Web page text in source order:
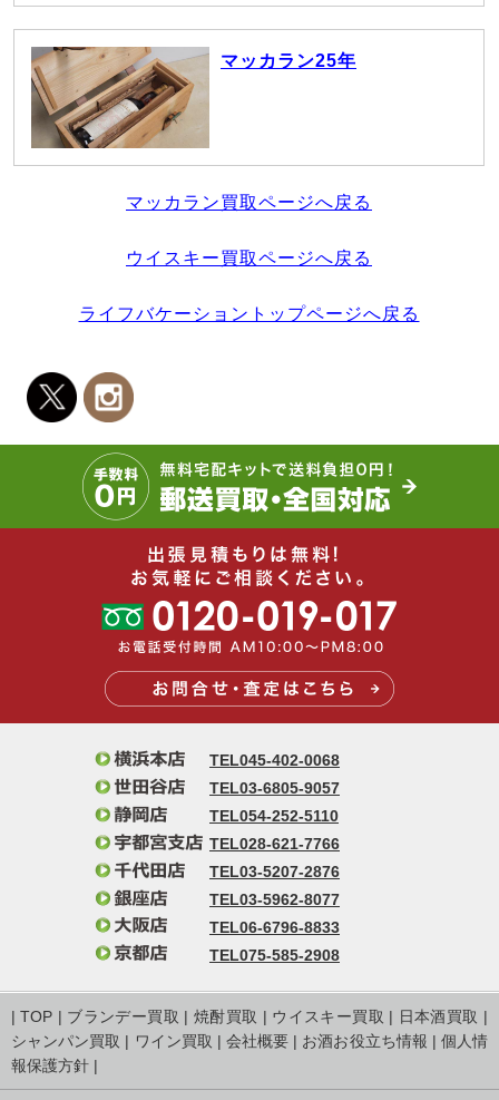
マッカラン25年
マッカラン買取ページへ戻る
ウイスキー買取ページへ戻る
ライフバケーショントップページへ戻る
TEL045-402-0068
TEL03-6805-9057
TEL054-252-5110
TEL028-621-7766
TEL03-5207-2876
TEL03-5962-8077
TEL06-6796-8833
TEL075-585-2908
|TOP | ブランデー買取 | 焼酎買取 | ウイスキー買取 | 日本酒買取 |
シャンパン買取 | ワイン買取 | 会社概要 | お酒お役立ち情報 | 個人情
報保護方針 |